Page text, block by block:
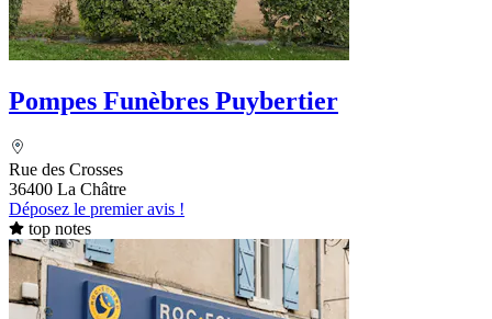
Pompes Funèbres Puybertier
Rue des Crosses
36400 La Châtre
Déposez le premier avis !
top notes